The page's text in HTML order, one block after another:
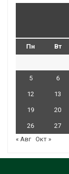
Пн Вт
5 6
12 13
19 20
26 27
« Авг Окт »